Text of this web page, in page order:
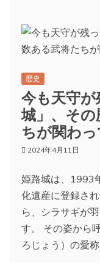
歴史
今も天守
城」、そ
ちが関わ
2024年4月11日
姫路城は、1993
化遺産に登録さ
ら、シラサギが
す。 その姿から
ろじょう）の愛